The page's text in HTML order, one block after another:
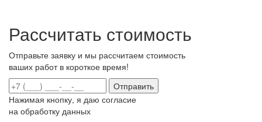
Рассчитать стоимость
Отправьте заявку и мы рассчитаем стоимость
ваших работ в короткое время!
Отправить
Нажимая кнопку, я даю согласие
на обработку данных